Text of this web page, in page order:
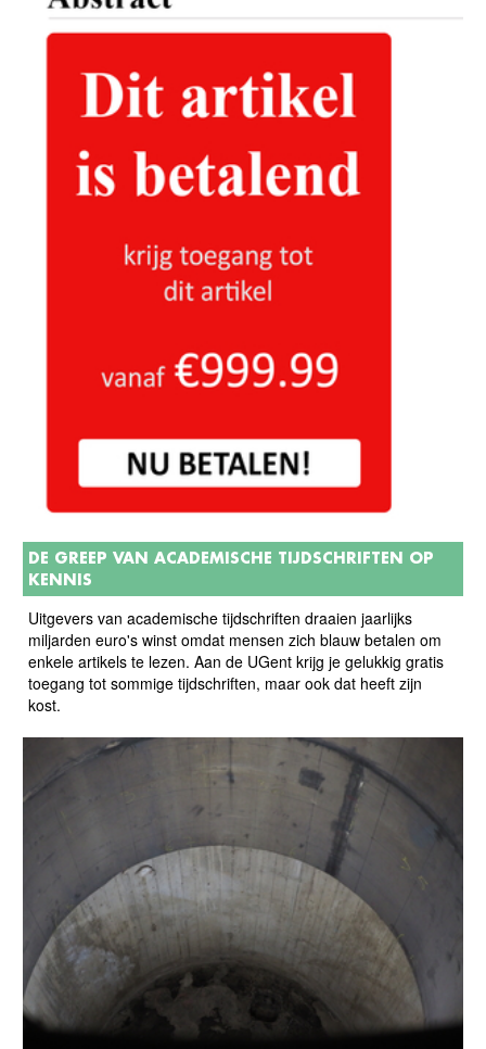
DE GREEP VAN ACADEMISCHE TIJDSCHRIFTEN OP
KENNIS
Uitgevers van academische tijdschriften draaien jaarlijks
miljarden euro's winst omdat mensen zich blauw betalen om
enkele artikels te lezen. Aan de UGent krijg je gelukkig gratis
toegang tot sommige tijdschriften, maar ook dat heeft zijn
kost.